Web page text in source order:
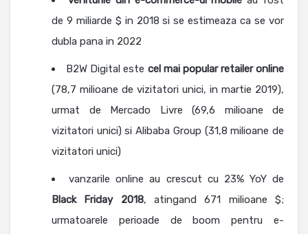
de 9 miliarde $ in 2018 si se estimeaza ca se vor
dubla pana in 2022
B2W Digital este cel mai popular retailer online
(78,7 milioane de vizitatori unici, in martie 2019),
urmat de Mercado Livre (69,6 milioane de
vizitatori unici) si Alibaba Group (31,8 milioane de
vizitatori unici)
vanzarile online au crescut cu 23% YoY de
Black Friday 2018, atingand 671 milioane $;
urmatoarele perioade de boom pentru e-